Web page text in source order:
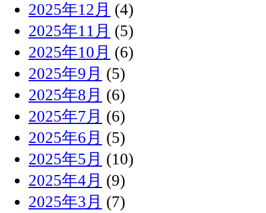
2025年12月 (4)
2025年11月 (5)
2025年10月 (6)
2025年9月 (5)
2025年8月 (6)
2025年7月 (6)
2025年6月 (5)
2025年5月 (10)
2025年4月 (9)
2025年3月 (7)